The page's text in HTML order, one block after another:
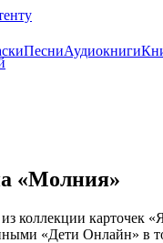
ПесниАудиокниги
«Молния»
коллекции карточек
«Дети Онлайн» в